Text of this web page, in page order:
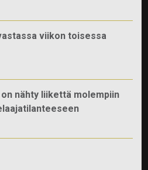
viikon toisessa
nähty liikettä molempiin